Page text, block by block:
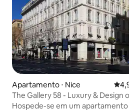
Apartamento ⋅ Nice
The Gallery 58 - Luxury & Design
Avenue
Hospede-se em um apartamento